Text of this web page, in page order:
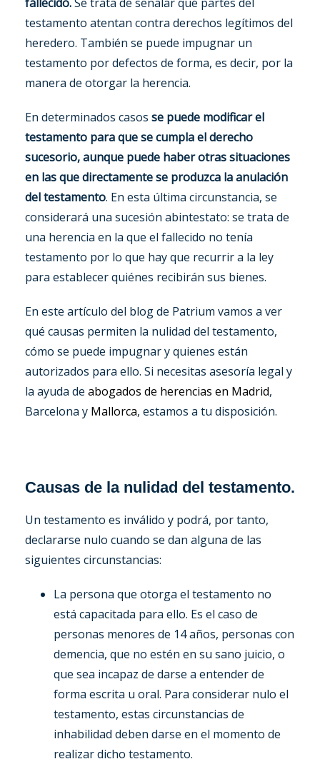
testamento atentan contra derechos legítimos del
heredero. También se puede impugnar un
testamento por defectos de forma, es decir, por la
manera de otorgar la herencia.
En determinados casos se puede modificar el
testamento para que se cumpla el derecho
sucesorio, aunque puede haber otras situaciones
en las que directamente se produzca la anulación
del testamento. En esta última circunstancia, se
considerará una sucesión abintestato: se trata de
una herencia en la que el fallecido no tenía
testamento por lo que hay que recurrir a la ley
para establecer quiénes recibirán sus bienes.
En este artículo del blog de Patrium vamos a ver
qué causas permiten la nulidad del testamento,
cómo se puede impugnar y quienes están
autorizados para ello. Si necesitas asesoría legal y
la ayuda de abogados de herencias en Madrid,
Barcelona y Mallorca, estamos a tu disposición.
Causas de la nulidad del testamento.
Un testamento es inválido y podrá, por tanto,
declararse nulo cuando se dan alguna de las
siguientes circunstancias:
La persona que otorga el testamento no
está capacitada para ello. Es el caso de
personas menores de 14 años, personas con
demencia, que no estén en su sano juicio, o
que sea incapaz de darse a entender de
forma escrita u oral. Para considerar nulo el
testamento, estas circunstancias de
inhabilidad deben darse en el momento de
realizar dicho testamento.